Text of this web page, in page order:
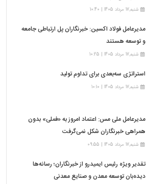
شنبه,17 مرداد 1405 | 10:40
مدیرعامل فولاد اکسین: خبرنگاران پل ارتباطی جامعه
و توسعه هستند
شنبه,17 مرداد 1405 | 10:25
استراتژی سه‌بعدی برای تداوم تولید
شنبه,17 مرداد 1405 | 10:10
مدیرعامل ملی مس: اعتماد امروز به «فملی» بدون
همراهی خبرنگاران شکل نمی‌گرفت
شنبه,17 مرداد 1405 | 09:55
تقدیر ویژه رئیس ایمیدرو از خبرنگاران؛ رسانه‌ها
دیده‌بان توسعه معدن و صنایع معدنی